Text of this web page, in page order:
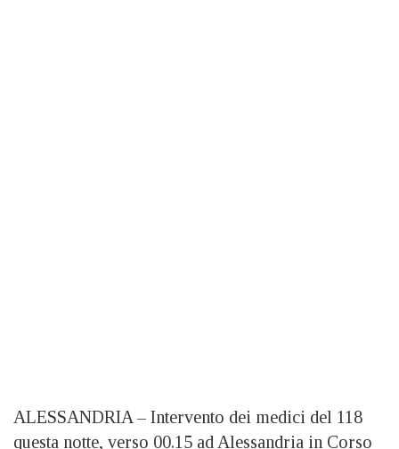
ALESSANDRIA – Intervento dei medici del 118
questa notte, verso 00.15 ad Alessandria in Corso